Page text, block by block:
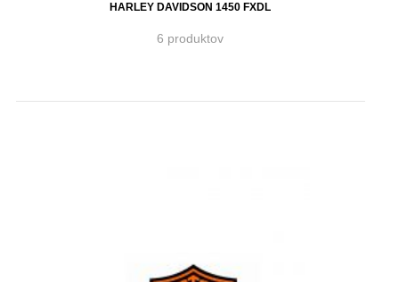
HARLEY DAVIDSON 1450 FXDL
6 produktov